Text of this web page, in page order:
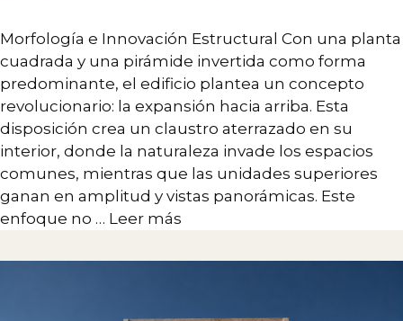
Interiorismo
Branding
Desarrollo Estratégico
Diseño de sistemas complejos
Paisaje
Morfología e Innovación Estructural Con una planta
cuadrada y una pirámide invertida como forma
predominante, el edificio plantea un concepto
revolucionario: la expansión hacia arriba. Esta
disposición crea un claustro aterrazado en su
interior, donde la naturaleza invade los espacios
comunes, mientras que las unidades superiores
ganan en amplitud y vistas panorámicas. Este
enfoque no … Leer más